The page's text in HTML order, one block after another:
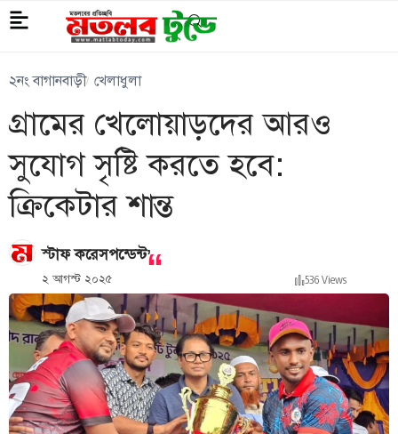
২নং বাগানবাড়ী খেলাধুলা
গ্রামের খেলোয়াড়দের আরও
সুযোগ সৃষ্টি করতে হবে:
ক্রিকেটার শান্ত
স্টাফ করেসপন্ডেন্ট,
২ আগস্ট ২০২৫ 536 Views